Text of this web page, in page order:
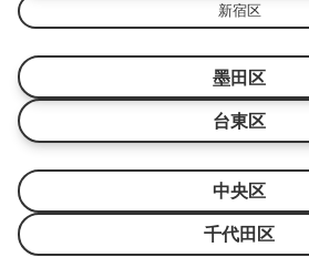
新宿区
墨田区
台東区
中央区
千代田区